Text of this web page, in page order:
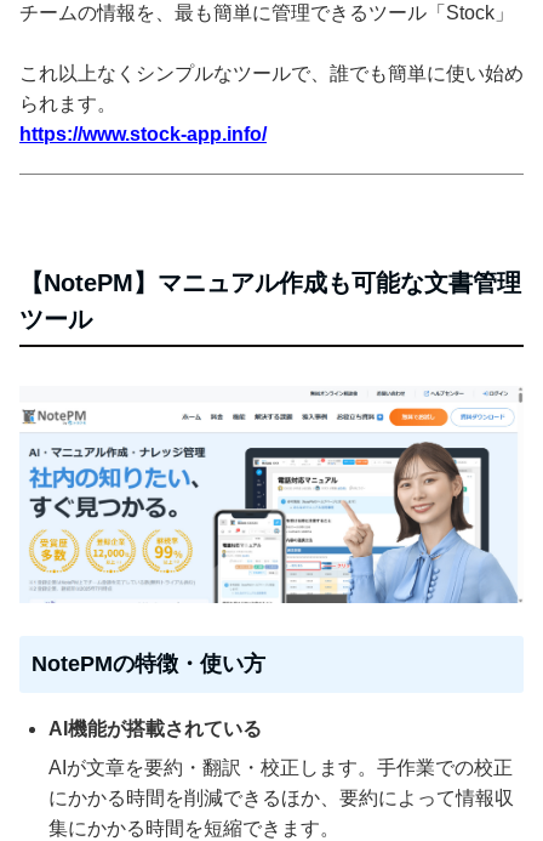
チームの情報を、最も簡単に管理できるツール「Stock」
これ以上なくシンプルなツールで、誰でも簡単に使い始め
られます。
https://www.stock-app.info/
【NotePM】マニュアル作成も可能な文書管理
ツール
NotePMの特徴・使い方
AI機能が搭載されている
AIが文章を要約・翻訳・校正します。手作業での校正
にかかる時間を削減できるほか、要約によって情報収
集にかかる時間を短縮できます。